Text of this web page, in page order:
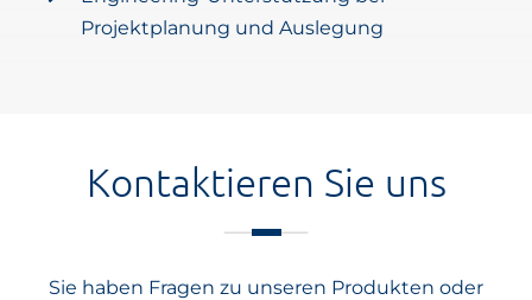
Projektplanung und Auslegung
Kontaktieren Sie uns
Sie haben Fragen zu unseren Produkten oder